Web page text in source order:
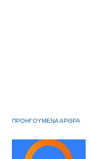
ΠΡΟΗΓΟΥΜΕΝΑ ΑΡΘΡΑ